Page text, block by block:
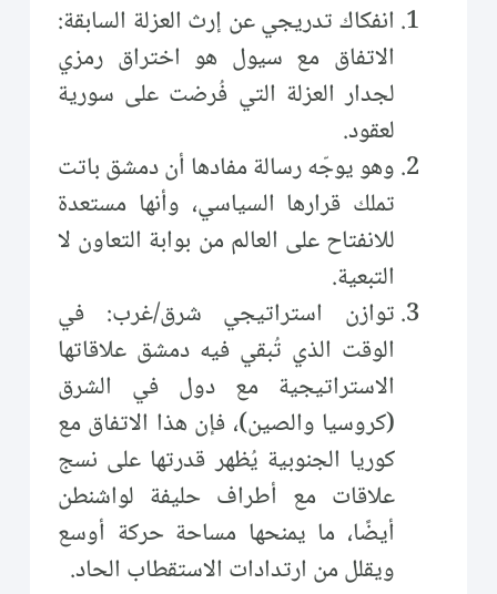
انفكاك تدريجي عن إرث العزلة السابقة:
الاتفاق مع سيول هو اختراق رمزي
لجدار العزلة التي فُرضت على سورية
لعقود.
وهو يوجّه رسالة مفادها أن دمشق باتت
تملك قرارها السياسي، وأنها مستعدة
للانفتاح على العالم من بوابة التعاون لا
التبعية.
توازن استراتيجي شرق/غرب: في
الوقت الذي تُبقي فيه دمشق علاقاتها
الاستراتيجية مع دول في الشرق
(كروسيا والصين)، فإن هذا الاتفاق مع
كوريا الجنوبية يُظهر قدرتها على نسج
علاقات مع أطراف حليفة لواشنطن
أيضًا، ما يمنحها مساحة حركة أوسع
ويقلل من ارتدادات الاستقطاب الحاد.